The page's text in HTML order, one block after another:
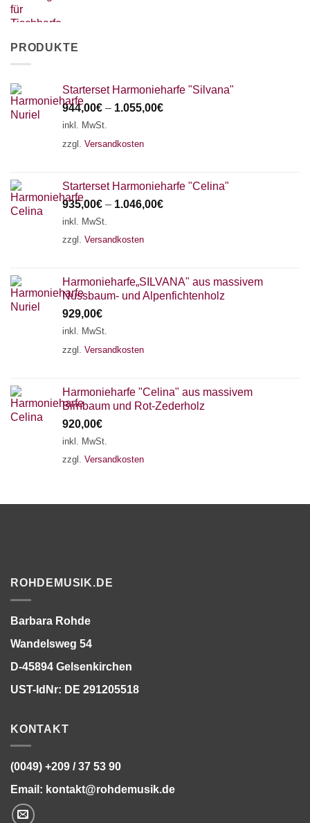
PRODUKTE
Starterset Harmonieharfe "Silvana"
944,00€ – 1.055,00€
inkl. MwSt.
zzgl. Versandkosten
Starterset Harmonieharfe "Celina"
935,00€ – 1.046,00€
inkl. MwSt.
zzgl. Versandkosten
Harmonieharfe„SILVANA" aus massivem
Nussbaum- und Alpenfichtenholz
929,00€
inkl. MwSt.
zzgl. Versandkosten
Harmonieharfe "Celina" aus massivem
Birnbaum und Rot-Zederholz
920,00€
inkl. MwSt.
zzgl. Versandkosten
ROHDEMUSIK.DE
Barbara Rohde
Wandelsweg 54
D-45894 Gelsenkirchen
UST-IdNr: DE 291205518
KONTAKT
(0049) +209 / 37 53 90
Email: kontakt@rohdemusik.de